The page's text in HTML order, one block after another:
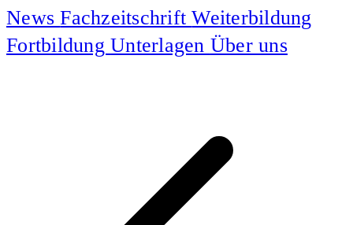
NewsFachzeitschriftWeiterbildung
FortbildungUnterlagen Über uns